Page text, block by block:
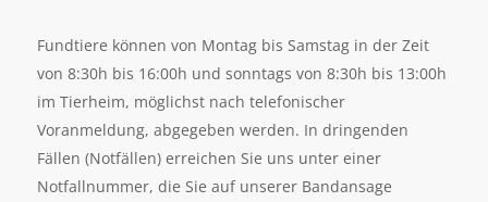
Fundtiere können von Montag bis Samstag in der Zeit
von 8:30h bis 16:00h und sonntags von 8:30h bis 13:00h
im Tierheim, möglichst nach telefonischer
Voranmeldung, abgegeben werden. In dringenden
Fällen (Notfällen) erreichen Sie uns unter einer
Notfallnummer, die Sie auf unserer Bandansage